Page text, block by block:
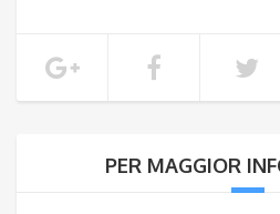
PER MAGGIOR